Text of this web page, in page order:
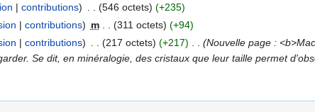
| contributions) (546 octets) (+235)
| contributions) m (311 octets) (+94)
| contributions) . . (217 octets) (+217) . . (Nouvelle page :
Se dit, en minéralogie, des cristaux que leur taille permet